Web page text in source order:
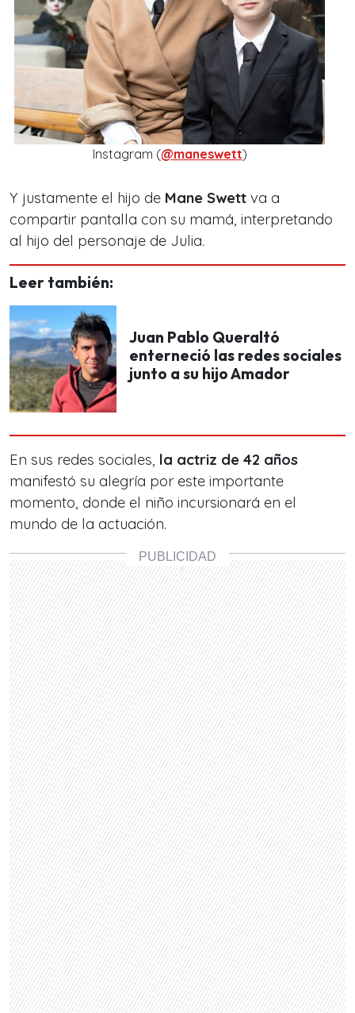
Instagram (@maneswett)
Y justamente el hijo de Mane Swett va a
compartir pantalla con su mamá, interpretando
al hijo del personaje de Julia.
Leer también:
Juan Pablo Queraltó
enterneció las redes sociales
junto a su hijo Amador
En sus redes sociales, la actriz de 42 años
manifestó su alegría por este importante
momento, donde el niño incursionará en el
mundo de la actuación.